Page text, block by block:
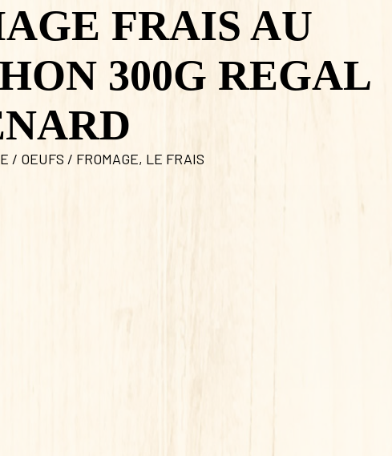
FRAIS AU
300G REGAL
/ OEUFS / FROMAGE, LE FRAIS